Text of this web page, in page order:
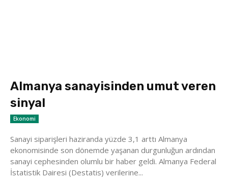
Almanya sanayisinden umut veren
sinyal
Ekonomi
Sanayi siparişleri haziranda yüzde 3,1 arttı Almanya
ekonomisinde son dönemde yaşanan durgunluğun ardından
sanayi cephesinden olumlu bir haber geldi. Almanya Federal
İstatistik Dairesi (Destatis) verilerine...